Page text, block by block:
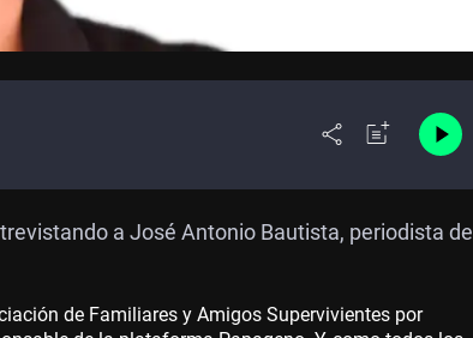
a José Antonio Bautista, periodista de
de Familiares y Amigos Supervivientes por